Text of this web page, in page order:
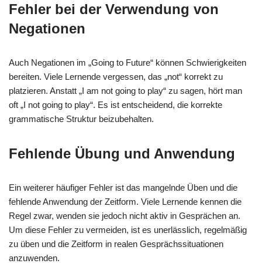
Fehler bei der Verwendung von
Negationen
Auch Negationen im „Going to Future“ können Schwierigkeiten
bereiten. Viele Lernende vergessen, das „not“ korrekt zu
platzieren. Anstatt „I am not going to play“ zu sagen, hört man
oft „I not going to play“. Es ist entscheidend, die korrekte
grammatische Struktur beizubehalten.
Fehlende Übung und Anwendung
Ein weiterer häufiger Fehler ist das mangelnde Üben und die
fehlende Anwendung der Zeitform. Viele Lernende kennen die
Regel zwar, wenden sie jedoch nicht aktiv in Gesprächen an.
Um diese Fehler zu vermeiden, ist es unerlässlich, regelmäßig
zu üben und die Zeitform in realen Gesprächssituationen
anzuwenden.